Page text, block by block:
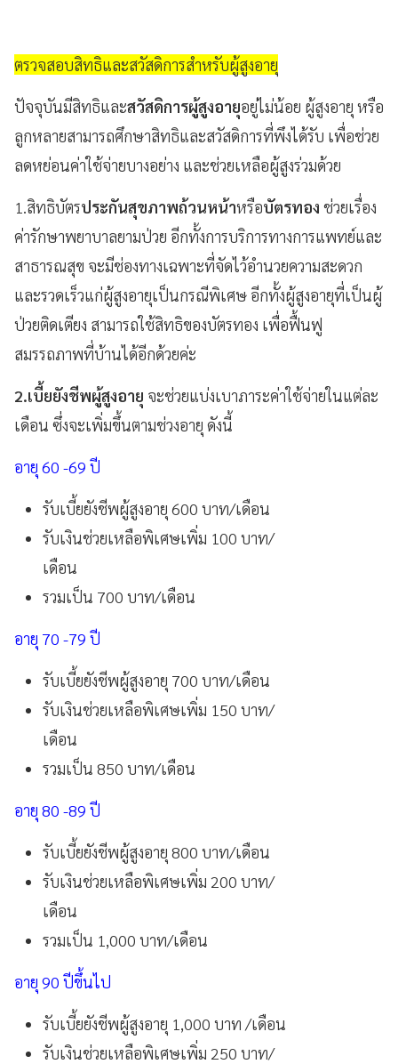
ตรวจสอบสิทธิและสวัสดิการสำหรับผู้สูงอายุ
ปัจจุบันมีสิทธิและสวัสดิการผู้สูงอายุอยู่ไม่น้อย ผู้สูงอายุ หรือ
ลูกหลายสามารถศึกษาสิทธิและสวัสดิการที่พึงได้รับ เพื่อช่วย
ลดหย่อนค่าใช้จ่ายบางอย่าง และช่วยเหลือผู้สูงร่วมด้วย
1.สิทธิบัตรประกันสุขภาพถ้วนหน้าหรือบัตรทอง ช่วยเรื่อง
ค่ารักษาพยาบาลยามป่วย อีกทั้งการบริการทางการแพทย์และ
สาธารณสุข จะมีช่องทางเฉพาะที่จัดไว้อำนวยความสะดวก
และรวดเร็วแก่ผู้สูงอายุเป็นกรณีพิเศษ อีกทั้งผู้สูงอายุที่เป็นผู้
ป่วยติดเตียง สามารถใช้สิทธิของบัตรทอง เพื่อฟื้นฟู
สมรรถภาพที่บ้านได้อีกด้วยค่ะ
2.เบี้ยยังชีพผู้สูงอายุ จะช่วยแบ่งเบาภาระค่าใช้จ่ายในแต่ละ
เดือน ซึ่งจะเพิ่มขึ้นตามช่วงอายุ ดังนี้
อายุ 60 -69 ปี
รับเบี้ยยังชีพผู้สูงอายุ 600 บาท/เดือน
รับเงินช่วยเหลือพิเศษเพิ่ม 100 บาท/
เดือน
รวมเป็น 700 บาท/เดือน
อายุ 70 -79 ปี
รับเบี้ยยังชีพผู้สูงอายุ 700 บาท/เดือน
รับเงินช่วยเหลือพิเศษเพิ่ม 150 บาท/
เดือน
รวมเป็น 850 บาท/เดือน
อายุ 80 -89 ปี
รับเบี้ยยังชีพผู้สูงอายุ 800 บาท/เดือน
รับเงินช่วยเหลือพิเศษเพิ่ม 200 บาท/
เดือน
รวมเป็น 1,000 บาท/เดือน
อายุ 90 ปีขึ้นไป
รับเบี้ยยังชีพผู้สูงอายุ 1,000 บาท /เดือน
รับเงินช่วยเหลือพิเศษเพิ่ม 250 บาท/